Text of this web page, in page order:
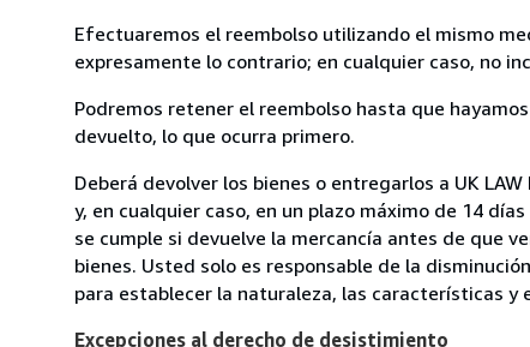
Efectuaremos el reembolso utilizando el mismo
expresamente lo contrario; en cualquier caso, no
Podremos retener el reembolso hasta que
devuelto, lo que ocurra primero.
Deberá devolver los bienes o entregarlos a UK
y, en cualquier caso, en un plazo máximo de 14
se cumple si devuelve la mercancía antes de que
bienes. Usted solo es responsable de la
para establecer la naturaleza, las características y
Excepciones al derecho de desistimiento